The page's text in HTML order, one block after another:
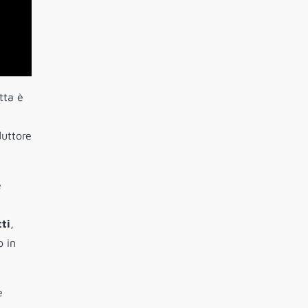
è
,
in